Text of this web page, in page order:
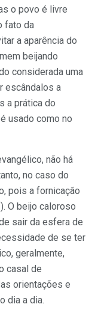
o povo é livre
fato da
a aparência do
beijando
considerada uma
escândalos a
a prática do
usado como no
não há
no caso do
pois a fornicação
O beijo caloroso
sair da esfera de
de se ter
geralmente,
casal de
orientações e
dia a dia.